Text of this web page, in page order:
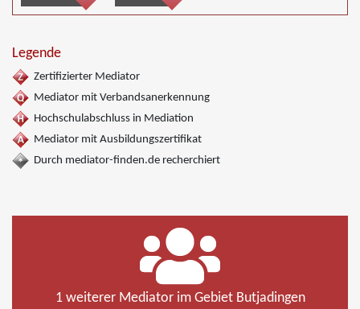
Legende
Zertifizierter Mediator
Mediator mit Verbandsanerkennung
Hochschulabschluss in Mediation
Mediator mit Ausbildungszertifikat
Durch mediator-finden.de recherchiert
1 weiterer Mediator im Gebiet Butjadingen